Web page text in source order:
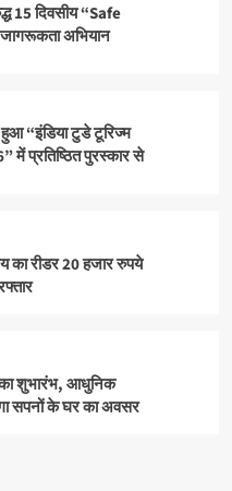
15 दिवसीय “Safe
अभियान
हुआ “इंडिया टुडे टूरिज्म
में प्रतिष्ठित पुरस्कार से
का रीडर 20 हजार रुपये
शुभारंभ, आधुनिक
सपनों के घर का अवसर